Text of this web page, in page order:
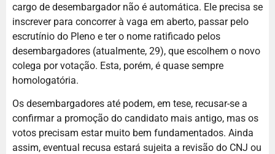
cargo de desembargador não é automática. Ele precisa se
inscrever para concorrer à vaga em aberto, passar pelo
escrutínio do Pleno e ter o nome ratificado pelos
desembargadores (atualmente, 29), que escolhem o novo
colega por votação. Esta, porém, é quase sempre
homologatória.
Os desembargadores até podem, em tese, recusar-se a
confirmar a promoção do candidato mais antigo, mas os
votos precisam estar muito bem fundamentados. Ainda
assim, eventual recusa estará sujeita a revisão do CNJ ou